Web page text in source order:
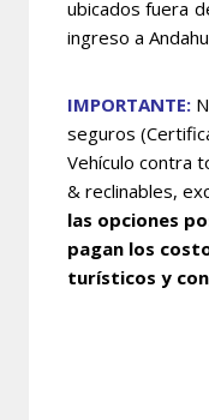
ubicados fuera
ingreso a
IMPORTANTE:
seguros
Vehículo contra
& reclinables,
las opciones
pagan los
turísticos y